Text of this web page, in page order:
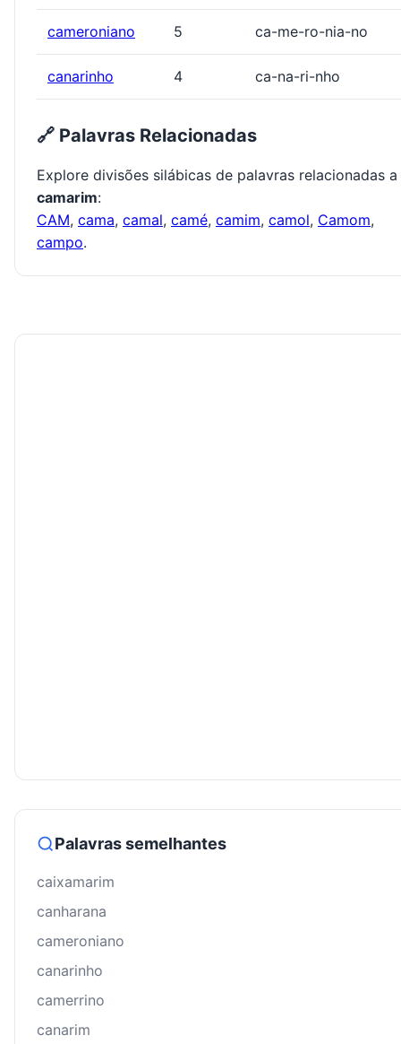
cameroniano 5 ca-me-ro-nia-no
canarinho 4 ca-na-ri-nho
🔗 Palavras Relacionadas
Explore divisões silábicas de palavras relacionadas a
camarim:
CAM, cama, camal, camé, camim, camol, Camom,
campo.
Palavras semelhantes
caixamarim
canharana
cameroniano
canarinho
camerrino
canarim